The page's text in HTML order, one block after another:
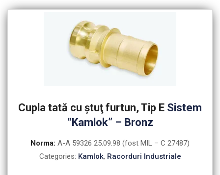
Cupla tată cu ştuţ furtun, Tip E Sistem
“Kamlok” – Bronz
Norma: A-A 59326 25.09.98 (fost MIL – C 27487)
Categories: Kamlok, Racorduri Industriale